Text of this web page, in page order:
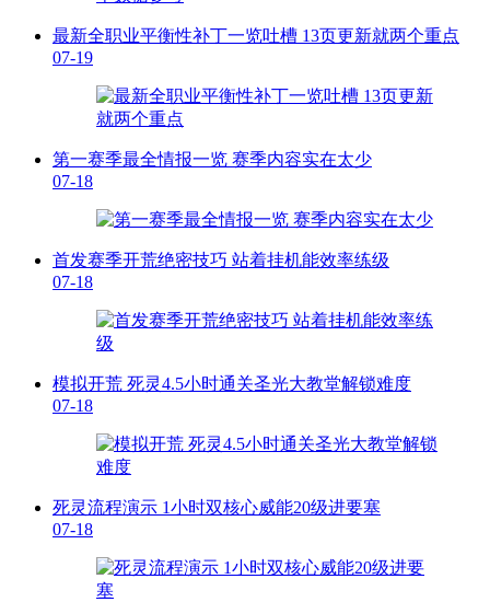
最新全职业平衡性补丁一览吐槽 13页更新就两个重点
07-19
第一赛季最全情报一览 赛季内容实在太少
07-18
首发赛季开荒绝密技巧 站着挂机能效率练级
07-18
模拟开荒 死灵4.5小时通关圣光大教堂解锁难度
07-18
死灵流程演示 1小时双核心威能20级进要塞
07-18